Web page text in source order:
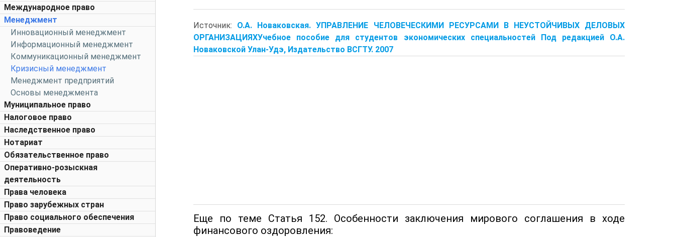
Международное право
Менеджмент
Инновационный менеджмент
Информационный менеджмент
Коммуникационный менеджмент
Кризисный менеджмент
Менеджмент предприятий
Основы менеджмента
Муниципальное право
Налоговое право
Наследственное право
Нотариат
Обязательственное право
Оперативно-розыскная
деятельность
Права человека
Право зарубежных стран
Право социального обеспечения
Правоведение
Источник: О.А. Новаковская. УПРАВЛЕНИЕ ЧЕЛОВЕЧЕСКИМИ РЕСУРСАМИ В НЕУСТОЙЧИВЫХ ДЕЛОВЫХ
ОРГАНИЗАЦИЯХУчебное пособие для студентов экономических специальностей Под редакцией О.А.
Новаковской Улан-Удэ, Издательство ВСГТУ. 2007
Еще по теме Статья 152. Особенности заключения мирового соглашения в ходе
финансового оздоровления: